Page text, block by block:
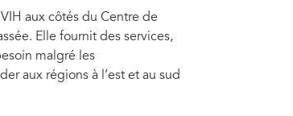
aux côtés du Centre de
Elle fournit des services,
malgré les
aux régions à l’est et au sud